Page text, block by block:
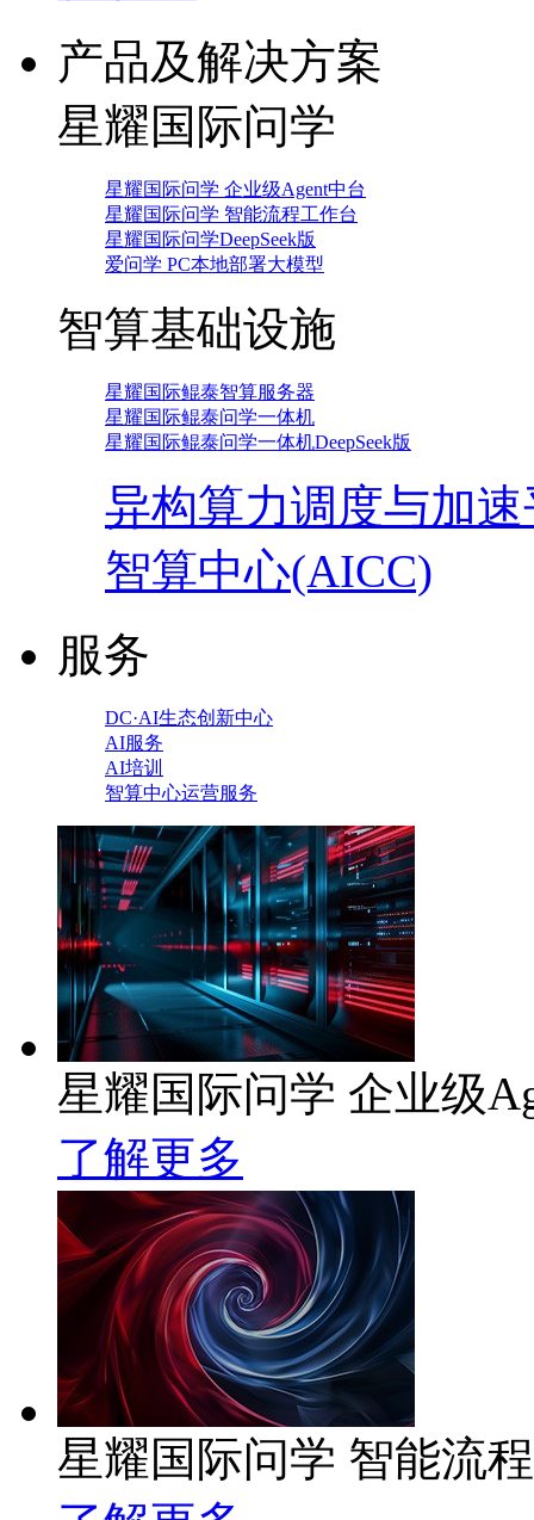
产品及解决方案
星耀国际问学
星耀国际问学 企业级Agent中台
星耀国际问学 智能流程工作台
星耀国际问学DeepSeek版
爱问学 PC本地部署大模型
智算基础设施
星耀国际鲲泰智算服务器
星耀国际鲲泰问学一体机
星耀国际鲲泰问学一体机DeepSeek版
异构算力调度与加
智算中心(AICC)
服务
DC·AI生态创新中心
AI服务
AI培训
智算中心运营服务
星耀国际问学 企业级
了解更多
星耀国际问学 智能流